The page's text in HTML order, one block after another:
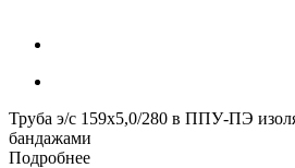
Труба э/с 159х5,0/280 в ППУ-ПЭ
бандажами
Подробнее